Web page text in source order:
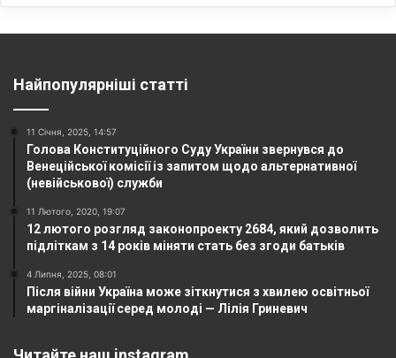
Найпопулярніші статті
11 Січня, 2025, 14:57
Голова Конституційного Суду України звернувся до
Венеційської комісії із запитом щодо альтернативної
(невійськової) служби
11 Лютого, 2020, 19:07
12 лютого розгляд законопроекту 2684, який дозволить
підліткам з 14 років міняти стать без згоди батьків
4 Липня, 2025, 08:01
Після війни Україна може зіткнутися з хвилею освітньої
маргіналізації серед молоді — Лілія Гриневич